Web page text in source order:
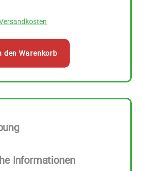
den Warenkorb
Informationen